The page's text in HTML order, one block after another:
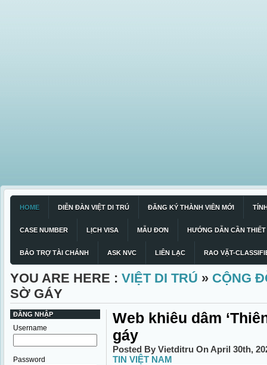
HOME DIỄN ĐÀN VIỆT DI TRÚ ĐĂNG KÝ THÀNH VIÊN MỚI
CASE NUMBER LỊCH VISA MẪU ĐƠN HƯỚNG DẪN CẦN THIẾT
BẢO TRỢ TÀI CHÁNH ASK NVC LIÊN LẠC RAO VẶT-
YOU ARE HERE : VIỆT DI TRÚ » CỘNG
SỜ GÁY
ĐĂNG NHẬP
Username
Password
Web khiêu dâm
gáy
Posted By Vietditru On April 30th,
TIN VIỆT NAM